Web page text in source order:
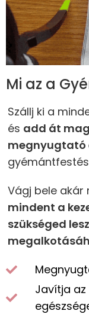
Mi az a
Szállj ki a
és add át
megnyugtató
Vágj bele akár
mindent a
szükséged
Javítja